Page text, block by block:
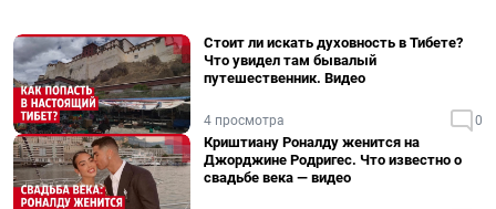
Стоит ли искать духовность в Тибете?
Что увидел там бывалый
путешественник. Видео
4 просмотра 0
Криштиану Роналду женится на
Джорджине Родригес. Что известно о
свадьбе века — видео